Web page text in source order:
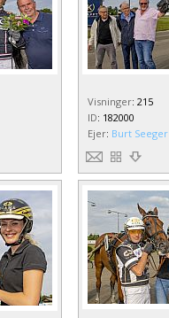
Visninger: 215
ID: 182000
Ejer: Burt Seeger